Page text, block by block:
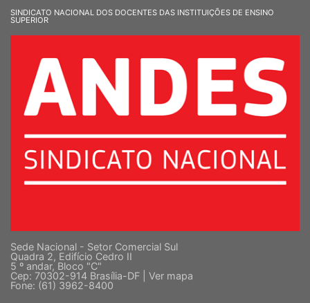
SINDICATO NACIONAL DOS DOCENTES DAS INSTITUIÇÕES DE ENSINO
SUPERIOR
Sede Nacional - Setor Comercial Sul
Quadra 2, Edifício Cedro II
5 º andar, Bloco "C"
Cep: 70302-914 Brasília-DF | Ver mapa
Fone: (61) 3962-8400